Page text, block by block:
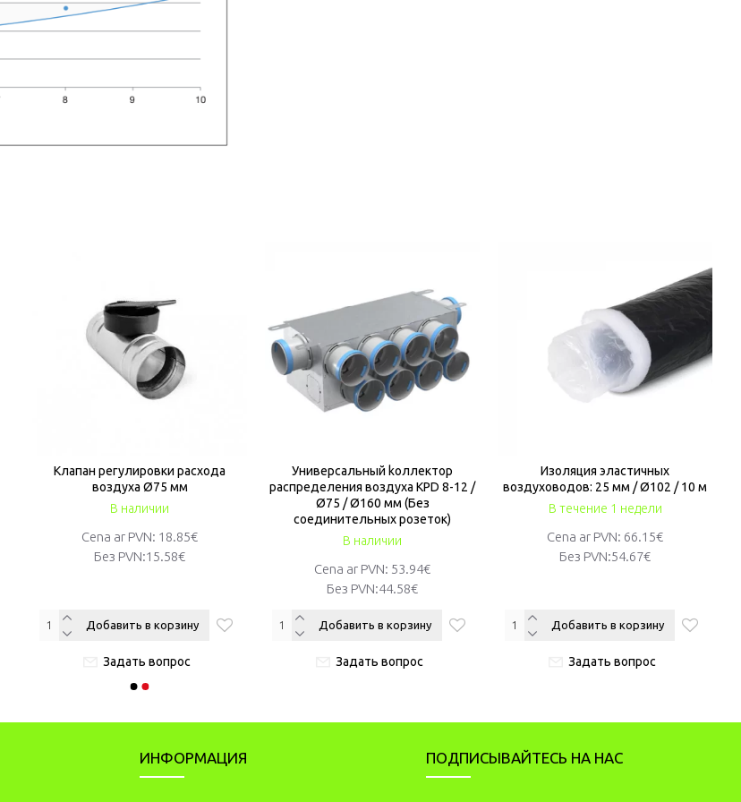
В наличии
Клапан регулировки расхода
воздуха Ø75 ​​мм
Cena ar PVN: 18.85€
Без PVN:15.58€
Добавить в корзину
Задать вопрос
В наличии
Универсальный kоллектор
распределения воздуха KPD 8-12 /
Ø75 / Ø160 мм (Без
соединительных розеток)
Cena ar PVN: 53.94€
Без PVN:44.58€
Добавить в корзину
Задать вопрос
В течение 1 недели
Изоляция эластичных
воздуховодов: 25 мм / Ø102 / 10 м
Cena ar PVN: 66.15€
Без PVN:54.67€
Добавить в корзину
Задать вопрос
ИНФОРМАЦИЯ ПОДПИСЫВАЙТЕСЬ НА НАС